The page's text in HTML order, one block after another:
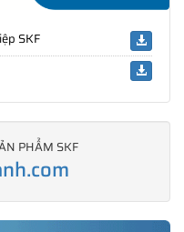
SKF
PHẨM SKF